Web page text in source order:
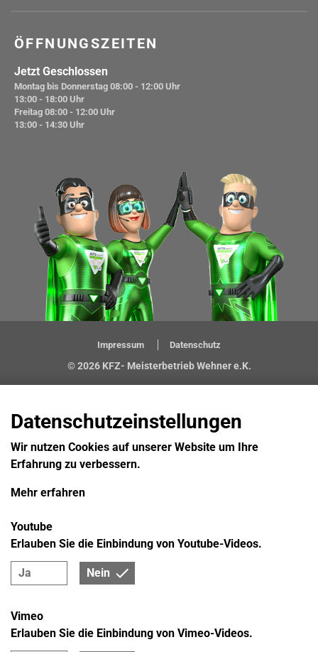
ÖFFNUNGSZEITEN
Jetzt Geschlossen
Montag bis Donnerstag 08:00 - 12:00 Uhr
13:00 - 18:00 Uhr
Freitag 08:00 - 12:00 Uhr
13:00 - 14:30 Uhr
Impressum Datenschutz
© 2026 KFZ- Meisterbetrieb Wehner e.K.
Datenschutzeinstellungen
Wir nutzen Cookies auf unserer Website um Ihre
Erfahrung zu verbessern.
Mehr erfahren
Ja Nein
Youtube
Erlauben Sie die Einbindung von Youtube-Videos.
Vimeo
Erlauben Sie die Einbindung von Vimeo-Videos.